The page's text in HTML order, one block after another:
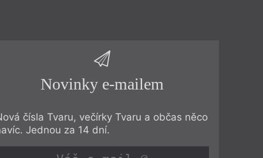
Novinky e-mailem
čísla Tvaru, večírky Tvaru a občas něco
Jednou za 14 dní.